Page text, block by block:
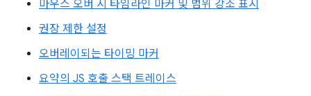
마우스 오버 시 타임라인 마커 및 범위 강조 표시
권장 제한 설정
오버레이되는 타이밍 마커
요약의 JS 호출 스택 트레이스